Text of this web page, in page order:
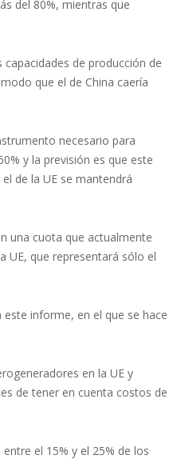
del 80%, mientras que
de producción de
que el de China caería
necesario para
y la previsión es que este
de la UE se mantendrá
una cuota que actualmente
UE, que representará sólo el
informe, en el que se hace
en la UE y
de tener en cuenta costos de
el 15% y el 25% de los